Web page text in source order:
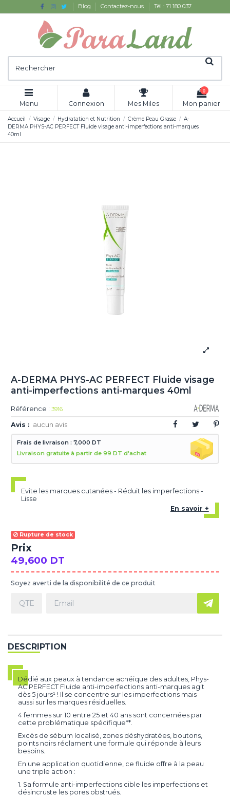
Blog Contactez-nous Tél : 71 180 037
Menu Connexion Mes Miles
0
Mon panier
Accueil Visage Hydratation et Nutrition Crème Peau Grasse
A-
DERMA PHYS-AC PERFECT Fluide visage anti-imperfections anti-marques
40ml
A-DERMA PHYS-AC PERFECT Fluide visage
anti-imperfections anti-marques 40ml
Référence : 3916
Avis : aucun avis
Frais de livraison : 7,000 DT
Livraison gratuite à partir de 99 DT d'achat
Evite les marques cutanées - Réduit les imperfections -
Lisse
En savoir +
Rupture de stock
Prix
49,600 DT
Soyez averti de la disponibilité de ce produit
DESCRIPTION
Dédié aux peaux à tendance acnéique des adultes, Phys-
AC PERFECT Fluide anti-imperfections anti-marques agit
dès 5 jours¹ ! Il se concentre sur les imperfections mais
aussi sur les marques résiduelles.
4 femmes sur 10 entre 25 et 40 ans sont concernées par
cette problématique spécifique**.
Excès de sébum localisé, zones déshydratées, boutons,
points noirs réclament une formule qui réponde à leurs
besoins.
En une application quotidienne, ce fluide offre à la peau
une triple action :
1. Sa formule anti-imperfections cible les imperfections et
désincruste les pores obstrués.